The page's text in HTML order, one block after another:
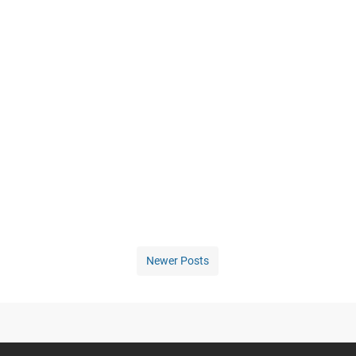
Newer Posts